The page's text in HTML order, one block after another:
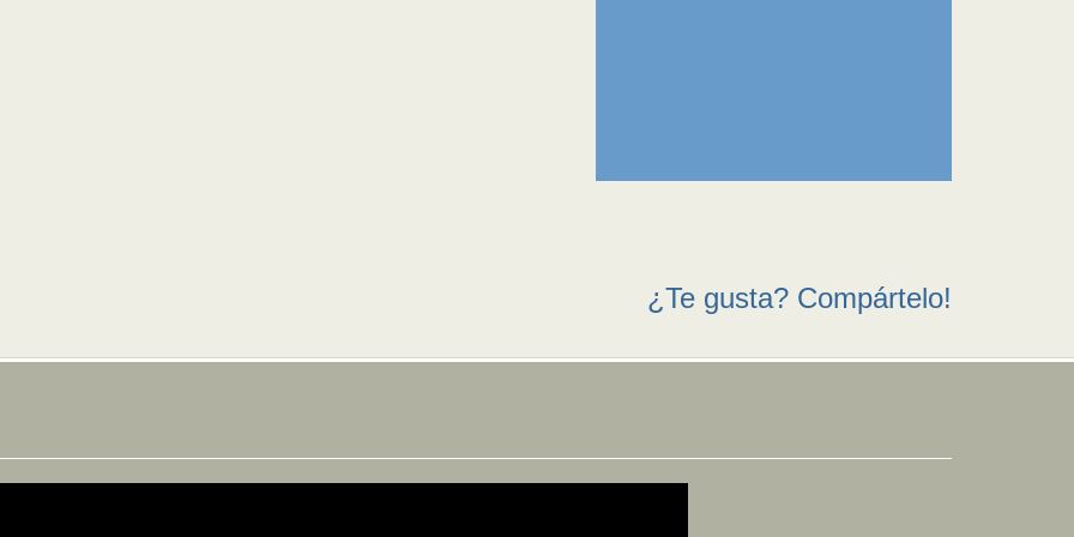
¿Te gusta? Compártelo!